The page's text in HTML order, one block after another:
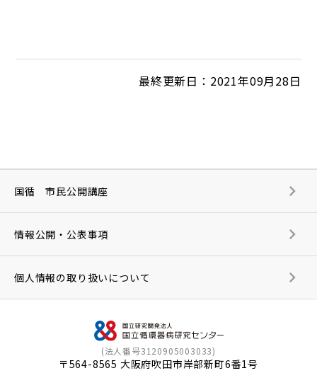
最終更新日：2021年09月28日
(法人番号3120905003033)
〒564-8565 大阪府吹田市岸部新町6番1号
国循 市民公開講座
情報公開・公表事項
個人情報の取り扱いについて